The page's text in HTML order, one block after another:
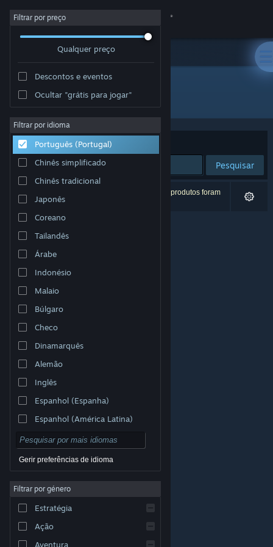
Iniciar sessão
Sobre
Apoio
Alterar idioma
Instala a app móvel do Steam
Ver versão para computadores
© Valve Corporation. Todos os direitos reservados.
respetivos proprietários nos E.U.A. e outros países.
Acessibilidade
Reembolsos|Cookies
Filtrar por preço
Qualquer preço
Descontos e eventos
Ocultar "grátis para jogar"
Filtrar por idioma
Português (Portugal)
Chinês simplificado
Chinês tradicional
Japonês
Coreano
Tailandês
Árabe
Indonésio
Malaio
Búlgaro
Checo
Dinamarquês
Alemão
Inglês
Espanhol (Espanha)
Espanhol (América Latina)
Gerir preferências de idioma
Filtrar por género
Estratégia
Ação
Aventura
Developer: IBOL
Ordenar por Relevância
Pesquisar
0 resultados correspondentes à tua pesquisa. 5 produtos foram
excluídos com base nas tuas preferências.